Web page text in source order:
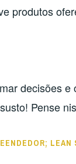
produtos
decisões
Pense